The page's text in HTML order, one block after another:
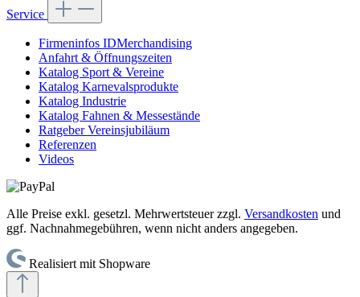
Service
Firmeninfos IDMerchandising
Anfahrt & Öffnungszeiten
Katalog Sport & Vereine
Katalog Karnevalsprodukte
Katalog Industrie
Katalog Fahnen & Messestände
Ratgeber Vereinsjubiläum
Referenzen
Videos
Alle Preise exkl. gesetzl. Mehrwertsteuer zzgl. Versandkosten und
ggf. Nachnahmegebühren, wenn nicht anders angegeben.
Realisiert mit Shopware